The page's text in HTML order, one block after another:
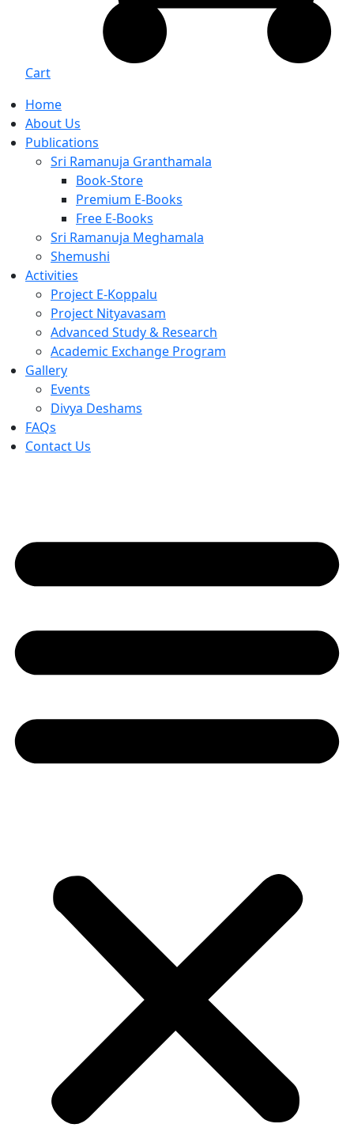
Cart
Home
About Us
Publications
Sri Ramanuja Granthamala
Book-Store
Premium E-Books
Free E-Books
Sri Ramanuja Meghamala
Shemushi
Activities
Project E-Koppalu
Project Nityavasam
Advanced Study & Research
Academic Exchange Program
Gallery
Events
Divya Deshams
FAQs
Contact Us